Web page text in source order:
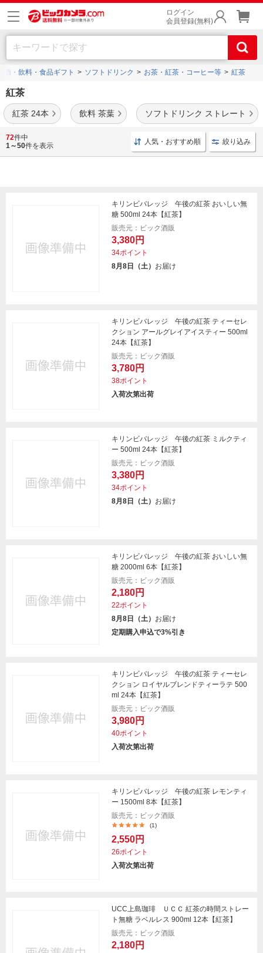
ログイン
会員登録(無料)
酒・飲料・食品ギフト ソフトドリンク お茶・紅茶・コーヒー等 紅茶
紅茶
紅茶 24本 飲料 茶葉 ソフトドリンク ストレート
午後の紅茶 などの人気ブランドの商品を豊富に品揃え。
ティーなども多数ご用意しております。
72件中
1～50件を表示 人気・おすすめ順 絞り込み
キリンビバレッジ 午後の紅茶 おいしい無
糖 500ml 24本【紅茶】
販売元：ビック酒販
3,380円
34ポイント
8月8日（土） お届け
キリンビバレッジ 午後の紅茶 ティーセレ
クション アールグレイアイスティー 500ml
24本【紅茶】
販売元：ビック酒販
3,780円
38ポイント
入荷次第出荷
キリンビバレッジ 午後の紅茶 ミルクティ
ー 500ml 24本【紅茶】
販売元：ビック酒販
3,380円
34ポイント
8月8日（土） お届け
キリンビバレッジ 午後の紅茶 おいしい無
糖 2000ml 6本【紅茶】
販売元：ビック酒販
2,180円
22ポイント
8月8日（土） お届け
定期購入申込で3%引き
キリンビバレッジ 午後の紅茶 ティーセレ
クション ロイヤルブレンドティーラテ 500
ml 24本【紅茶】
販売元：ビック酒販
3,980円
40ポイント
入荷次第出荷
キリンビバレッジ 午後の紅茶 レモンティ
ー 1500ml 8本【紅茶】
販売元：ビック酒販
(1)
2,550円
26ポイント
入荷次第出荷
UCC上島珈琲 ＵＣＣ 紅茶の時間ストレー
ト無糖 ラベルレス 900ml 12本【紅茶】
販売元：ビック酒販
2,180円